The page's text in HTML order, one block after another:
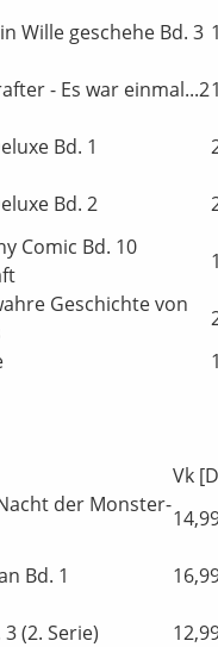
Wille geschehe Bd. 3
- Es war einmal...2
Bd. 1
Bd. 2
Comic Bd. 10
Geschichte von
Vk
der Monster-
Bd. 1
(2. Serie)